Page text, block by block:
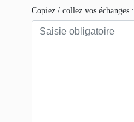
Copiez / collez vos échanges :